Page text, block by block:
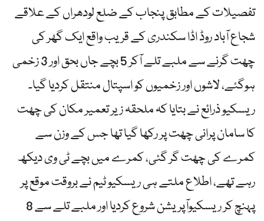
تفصیلات کے مطابق پنجاب کے ضلع لودھراں کے علاقے
شجاع آباد روڈ اڈا سکندری کے قریب واقع ایک گھر کی
چھت گرنے سے ملبے تلے آکر 5 بچے جاں بحق اور 3 زخمی
ہوگئے، لاشوں اور زخمیوں کو اسپتال منتقل کردیا گیا۔
ریسکیو ذرائع نے بتایا کہ ملحقہ زیر تعمیر مکان کی چھت
کا سامان پرانی چھت پر رکھا گیا تھا جس کے وزن سے
کمرے کی چھت گر گئی، کمرے میں بچے ٹی وی دیکھ
رہے تھے، اطلاع ملتے ہی ریسکیو ٹیم نے بروقت موقع پر
پہنچ کر ریسکیوآپریشن شروع کردیا اور ملبے تلے سے 8